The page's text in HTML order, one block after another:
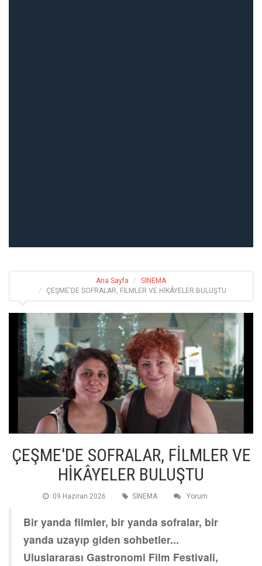
Ana Sayfa
SİNEMA
ÇEŞME'DE SOFRALAR, FİLMLER VE HİKÂYELER BULUŞTU
ÇEŞME'DE SOFRALAR, FİLMLER VE
HİKÂYELER BULUŞTU
09 Haziran 2026 SİNEMA Yorum
Bir yanda filmler, bir yanda sofralar, bir
yanda uzayıp giden sohbetler...
Uluslararası Gastronomi Film Festivali,